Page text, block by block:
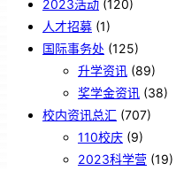
2023活动 (120)
人才招募 (1)
国际事务处 (125)
升学资讯 (89)
奖学金资讯 (38)
校内资讯总汇 (707)
110校庆 (9)
2023科学营 (19)